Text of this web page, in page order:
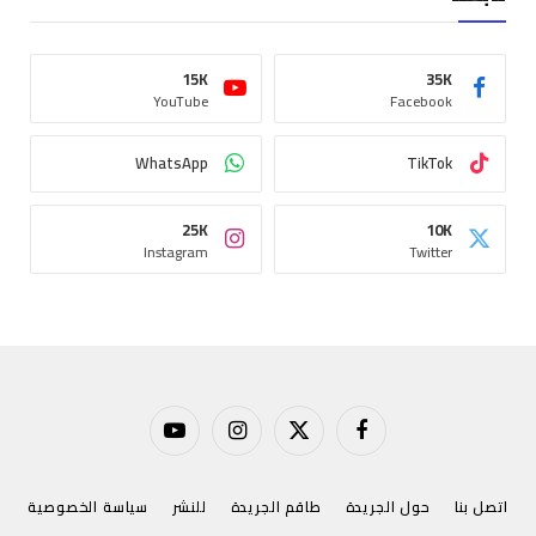
Facebook
35K
YouTube
15K
TikTok
WhatsApp
Twitter
10K
Instagram
25K
فيسبوك X الانستغراميوتيوب
اتصل بنا حول الجريدة طاقم الجريدة للنشر سياسة الخصوصية